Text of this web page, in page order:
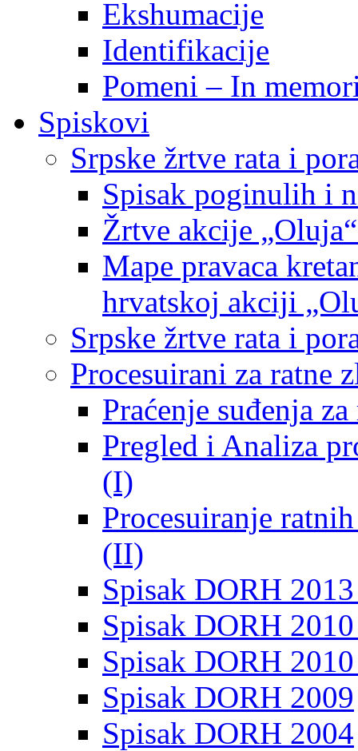
Ekshumacije
Identifikacije
Pomeni – In
Spiskovi
Srpske žrtve rata i
Spisak poginulih i
Žrtve akcije
Mape pravaca
hrvatskoj akciji
Srpske žrtve rata i
Procesuirani za ratne
Praćenje suđenja
Pregled i Analiza
(I)
Procesuiranje
(II)
Spisak DORH
Spisak DORH
Spisak DORH
Spisak DORH 2009
Spisak DORH 2004